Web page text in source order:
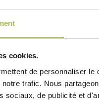
cookies.
de personnaliser
trafic. Nous
sociaux, de publicité et